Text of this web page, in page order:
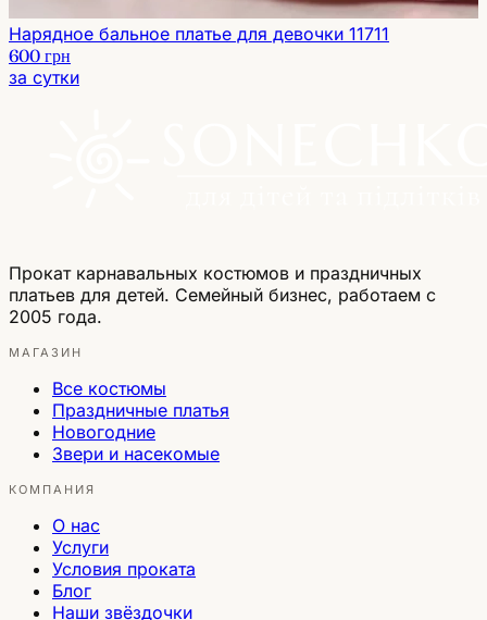
Нарядное бальное платье для девочки 11711
600 грн
за сутки
Прокат карнавальных костюмов и праздничных
платьев для детей. Семейный бизнес, работаем с
2005 года.
МАГАЗИН
Все костюмы
Праздничные платья
Новогодние
Звери и насекомые
КОМПАНИЯ
О нас
Услуги
Условия проката
Блог
Наши звёздочки